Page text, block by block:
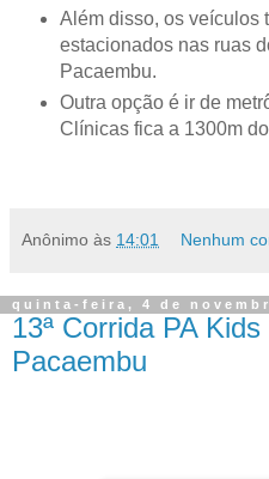
Além disso, os veículos
estacionados nas ruas
Pacaembu.
Outra opção é ir de
Clínicas fica a 1300m
Anônimo às 14:01 Nenhum
quinta-feira, 4 de
13ª Corrida PA
Pacaembu